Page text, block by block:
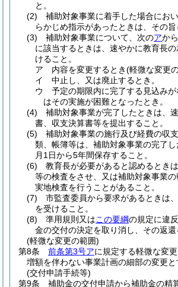
と。
(2)
補助対象事業に着手した場合にお
らかじめ指示があったときは、その旨
(3)
補助対象事業について、次のアから
に該当するときは、速やかに教育長
けること。
ア
内容を変更するとき(軽微な変更
イ
中止し、又は廃止するとき。
ウ
予定の期限内に完了する見込み
はその実施が困難となったとき。
(4)
補助対象事業が完了したときは、
書、収支決算書等を提出すること。
(5)
補助対象事業の施行及び経費の収
類、帳簿等は、補助対象事業の完了
月1日から5年間保存すること。
(6)
教育長が必要があると認めるとき
等の検査をさせ、又は補助対象事業
実地検査を行うことがあること。
(7)
市監査委員から要求があるときは
を受けること。
(8)
準用規則又はこの要綱の規定に違
金の交付の決定を取り消し、その返還
(軽微な変更の範囲)
第8条
前条第3号アに規定する軽微な変
増額を伴わない事業計画の細部の変更と
(交付申請手続等)
第9条
補助金の交付申請から補助金の精